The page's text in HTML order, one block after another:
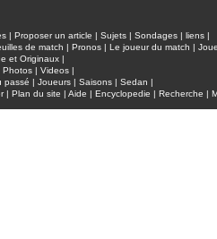
| Proposer un article | Sujets | Sondages | liens |
de match | Pronos | Le joueur du match |
et Originaux |
Photos | Videos |
passé | Joueurs | Saisons | Sedan |
| Plan du site | Aide | Encyclopedie | Recherche |